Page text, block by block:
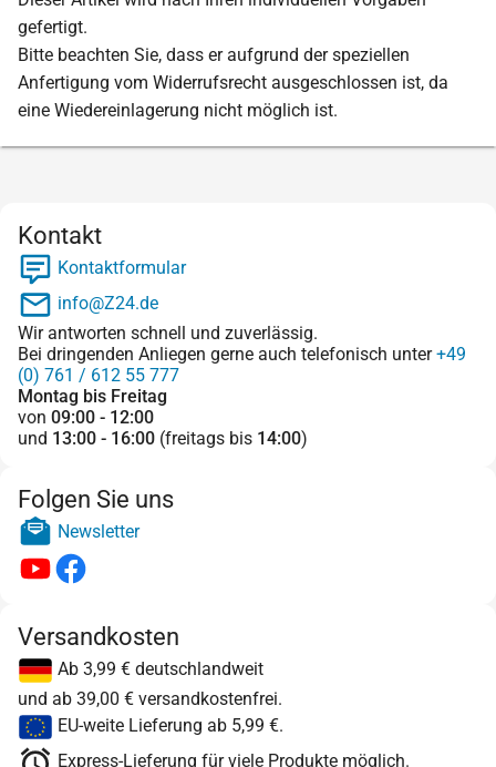
gefertigt.
Bitte beachten Sie, dass er aufgrund der speziellen
Anfertigung vom Widerrufsrecht ausgeschlossen ist, da
eine Wiedereinlagerung nicht möglich ist.
Kontakt
Kontaktformular
info@Z24.de
Wir antworten schnell und zuverlässig.
Bei dringenden Anliegen gerne auch telefonisch unter+49
(0) 761 / 612 55 777
Montag bis Freitag
von 09:00 - 12:00
und 13:00 - 16:00 (freitags bis 14:00)
Folgen Sie uns
Newsletter
Versandkosten
Ab 3,99 € deutschlandweit
und ab 39,00 € versandkostenfrei.
EU-weite Lieferung ab 5,99 €.
Express-Lieferung für viele Produkte möglich.